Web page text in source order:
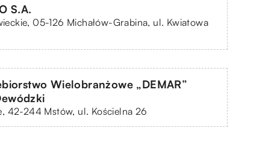
S.A.
05-126 Michałów-Grabina, ul. Kwiatowa
Wielobranżowe „DEMAR”
42-244 Mstów, ul. Kościelna 26